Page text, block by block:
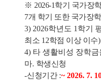
※ 2026-1학기 국가장
7개 학기 또한 국가장
3) 2026학년도 1학기
최소 12학점 이상 이수)
4) 타 생활비성 장학
마. 학생신청
-신청기간 :~ 2026. 7.